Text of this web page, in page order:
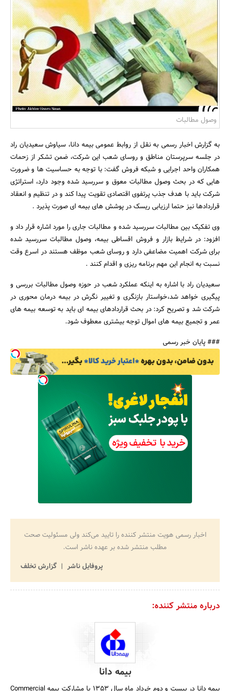
بانک، بیمه و سرمایه
مسکن و ساختمان
جستجو
وصول مطالبات
به گزارش اخبار رسمی به نقل از روابط عمومی بیمه دانا، سیاوش سعیدیان راد
در جلسه سرپرستان مناطق و روسای شعب این شرکت، ضمن تشکر از زحمات
همکاران واحد اجرایی و شبکه فروش گفت: با توجه به حساسیت ها و ضرورت
هایی که در بحث وصول مطالبات معوق و سررسید شده وجود دارد، استراتژی
شرکت باید با هدف جذب پرتفوی اقتصادی تقویت پیدا کند و در تنظیم و انعقاد
قراردادها نیز حتما ارزیابی ریسک در پوشش های بیمه ای صورت پذیرد .
وی تفکیک بین مطالبات سررسید شده و مطالبات جاری را مورد اشاره قرار داد و
افزود: در شرایط بازار و فروش اقساطی بیمه، وصول مطالبات سررسید شده
برای شرکت اهمیت مضاعفی دارد و روسای شعب موظف هستند در اسرع وقت
نسبت به انجام این مهم برنامه ریزی و اقدام کنند .
سعیدیان راد با اشاره به اینکه عملکرد شعب در حوزه وصول مطالبات بررسی و
پیگیری خواهد شد،خواستار بازنگری و تغییر نگرش در بیمه درمان محوری در
شرکت شد و تصریح کرد: در بحث قراردادهای بیمه ای باید به توسعه بیمه های
عمر و تجمیع بیمه های اموال توجه بیشتری معطوف شود.
### پایان خبر رسمی
اخبار رسمی هویت منتشر کننده را تایید می‌کند ولی مسئولیت صحت
مطلب منتشر شده بر عهده ناشر است.
پروفایل ناشر
گزارش تخلف
درباره منتشر کننده:
بیمه دانا